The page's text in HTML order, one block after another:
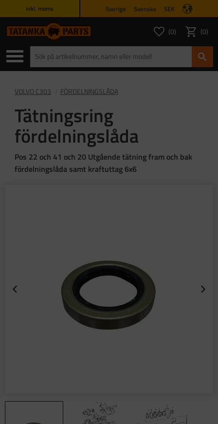
inkl. moms Sverige Svenska SEK
Favoriter
ANTAL
0 Kundvagn
0
VOLVO C303 FÖRDELNINGSLÅDA
Tätningsring
fördelningslåda
Pos 22 och 41 och 20 Utgående tätning fram och bak
fördelningslåda samt kraftuttag 6x6